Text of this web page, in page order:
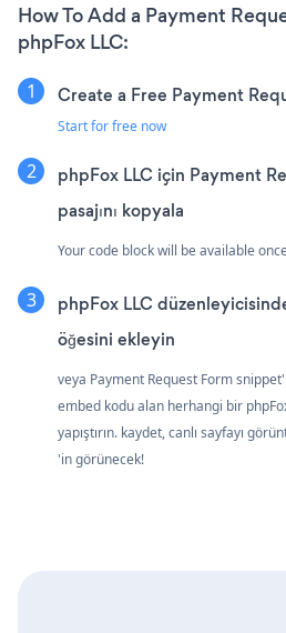
How To Add a Payment
phpFox LLC:
Create a Free Payment
Start for free now
phpFox LLC için Payment
pasajını kopyala
Your code block will be available
phpFox LLC
öğesini ekleyin
veya Payment Request Form
embed kodu alan herhangi bir
yapıştırın. kaydet, canlı sayfayı
'in görünecek!